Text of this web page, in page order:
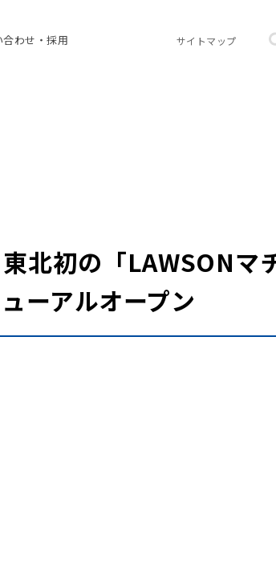
合わせ・採用 サイトマップ
北初の「LAWSONマ
ーアルオープン